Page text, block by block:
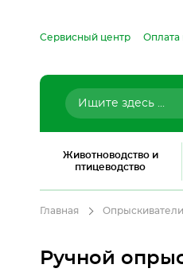
Животноводство и
птицеводство
Сервисный центр Оплата
Главная Опрыскиватели
Ручной